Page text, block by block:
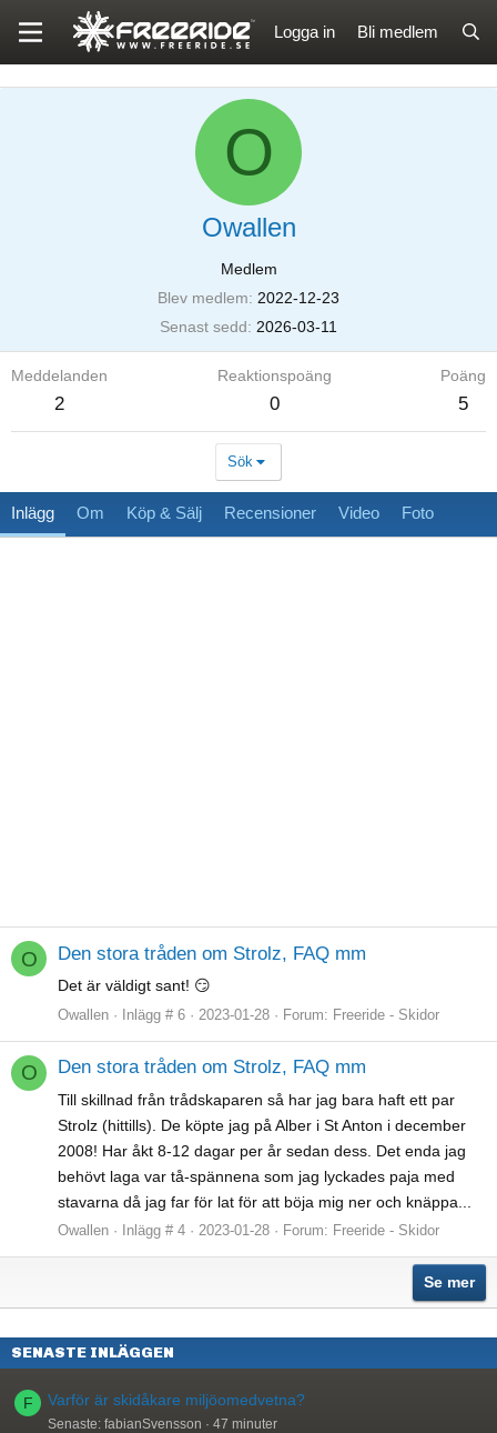
Logga in Bli medlem
O
Owallen
Medlem
Blev medlem
2022-12-23
Senast sedd
2026-03-11
Meddelanden
2
Reaktionspoäng
0
Poäng
5
Sök
Inlägg Om Köp & Sälj Recensioner Video Foto
O Den stora tråden om Strolz, FAQ mm
Det är väldigt sant! 😏
Owallen Inlägg # 6 2023-01-28 Forum: Freeride - Skidor
O Den stora tråden om Strolz, FAQ mm
Till skillnad från trådskaparen så har jag bara haft ett par
Strolz (hittills). De köpte jag på Alber i St Anton i december
2008! Har åkt 8-12 dagar per år sedan dess. Det enda jag
behövt laga var tå-spännena som jag lyckades paja med
stavarna då jag far för lat för att böja mig ner och knäppa...
Owallen Inlägg # 4 2023-01-28 Forum: Freeride - Skidor
Se mer
SENASTE INLÄGGEN
F Varför är skidåkare miljöomedvetna?
Senaste: fabianSvensson
47 minuter